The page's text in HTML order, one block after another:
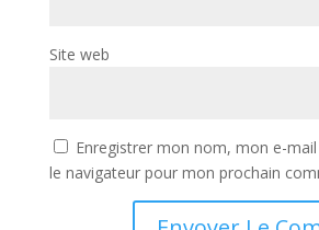
Site web
Enregistrer mon nom, mon e-
le navigateur pour mon prochain